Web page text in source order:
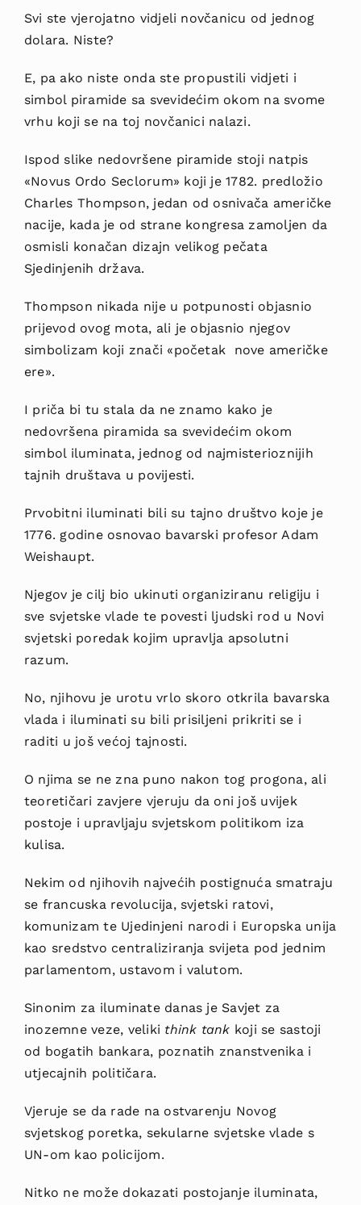
Svi ste vjerojatno vidjeli novčanicu od jednog
dolara. Niste?
E, pa ako niste onda ste propustili vidjeti i
simbol piramide sa svevidećim okom na svome
vrhu koji se na toj novčanici nalazi.
Ispod slike nedovršene piramide stoji natpis
«Novus Ordo Seclorum» koji je 1782. predložio
Charles Thompson, jedan od osnivača američke
nacije, kada je od strane kongresa zamoljen da
osmisli konačan dizajn velikog pečata
Sjedinjenih država.
Thompson nikada nije u potpunosti objasnio
prijevod ovog mota, ali je objasnio njegov
simbolizam koji znači «početak nove američke
ere».
I priča bi tu stala da ne znamo kako je
nedovršena piramida sa svevidećim okom
simbol iluminata, jednog od najmisterioznijih
tajnih društava u povijesti.
Prvobitni iluminati bili su tajno društvo koje je
1776. godine osnovao bavarski profesor Adam
Weishaupt.
Njegov je cilj bio ukinuti organiziranu religiju i
sve svjetske vlade te povesti ljudski rod u Novi
svjetski poredak kojim upravlja apsolutni
razum.
No, njihovu je urotu vrlo skoro otkrila bavarska
vlada i iluminati su bili prisiljeni prikriti se i
raditi u još većoj tajnosti.
O njima se ne zna puno nakon tog progona, ali
teoretičari zavjere vjeruju da oni još uvijek
postoje i upravljaju svjetskom politikom iza
kulisa.
Nekim od njihovih najvećih postignuća smatraju
se francuska revolucija, svjetski ratovi,
komunizam te Ujedinjeni narodi i Europska unija
kao sredstvo centraliziranja svijeta pod jednim
parlamentom, ustavom i valutom.
Sinonim za iluminate danas je Savjet za
inozemne veze, veliki think tank koji se sastoji
od bogatih bankara, poznatih znanstvenika i
utjecajnih političara.
Vjeruje se da rade na ostvarenju Novog
svjetskog poretka, sekularne svjetske vlade s
UN-om kao policijom.
Nitko ne može dokazati postojanje iluminata,